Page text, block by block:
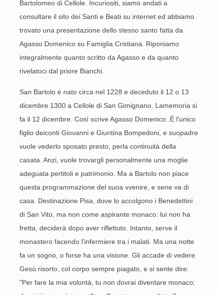
Bartolomeo di Cellole. Incuriositi, siamo andati a
consultare il sito dei Santi e Beati su internet ed abbiamo
trovato una presentazione dello stesso santo fatta da
Agasso Domenico su Famiglia Cristiana. Riponiamo
integralmente quanto scritto da Agasso e da quanto
rivelatoci dal priore Bianchi.
San Bartolo è nato circa nel 1228 e deceduto il 12 o 13
dicembre 1300 a Cellole di San Gimignano. Lamemoria si
fa il 12 dicembre. Così scrive Agasso Domenico..È l'unico
figlio deiconti Giovanni e Giuntina Bompedoni, e suopadre
vuole vederlo sposato presto, perla continuità della
casata. Anzi, vuole trovargli personalmente una moglie
adeguata pertitoli e patrimonio. Ma a Bartolo non piace
questa programmazione del suoa vvenire, e sene va di
casa. Destinazione Pisa, dove lo accolgono i Benedettini
di San Vito, ma non come aspirante monaco: lui non ha
fretta, deciderà dopo aver riflettuto. Intanto, serve il
monastero facendo l'infermiere tra i malati. Ma una notte
fa un sogno, o forse ha una visione. Gli accade di vedere
Gesù risorto, col corpo sempre piagato, e si sente dire:
"Per fare la mia volontà, tu non dovrai diventare monaco;